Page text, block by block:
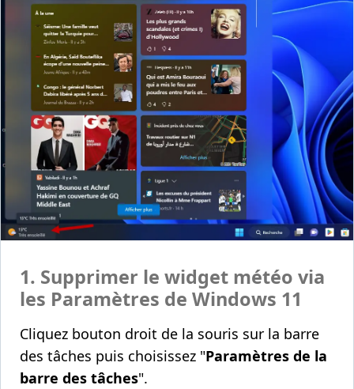
1. Supprimer le widget météo via
les Paramètres de Windows 11
Cliquez bouton droit de la souris sur la barre
des tâches puis choisissez "Paramètres de la
barre des tâches".